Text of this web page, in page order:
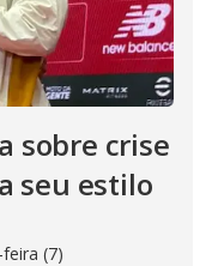
sobre crise
seu estilo
(7)